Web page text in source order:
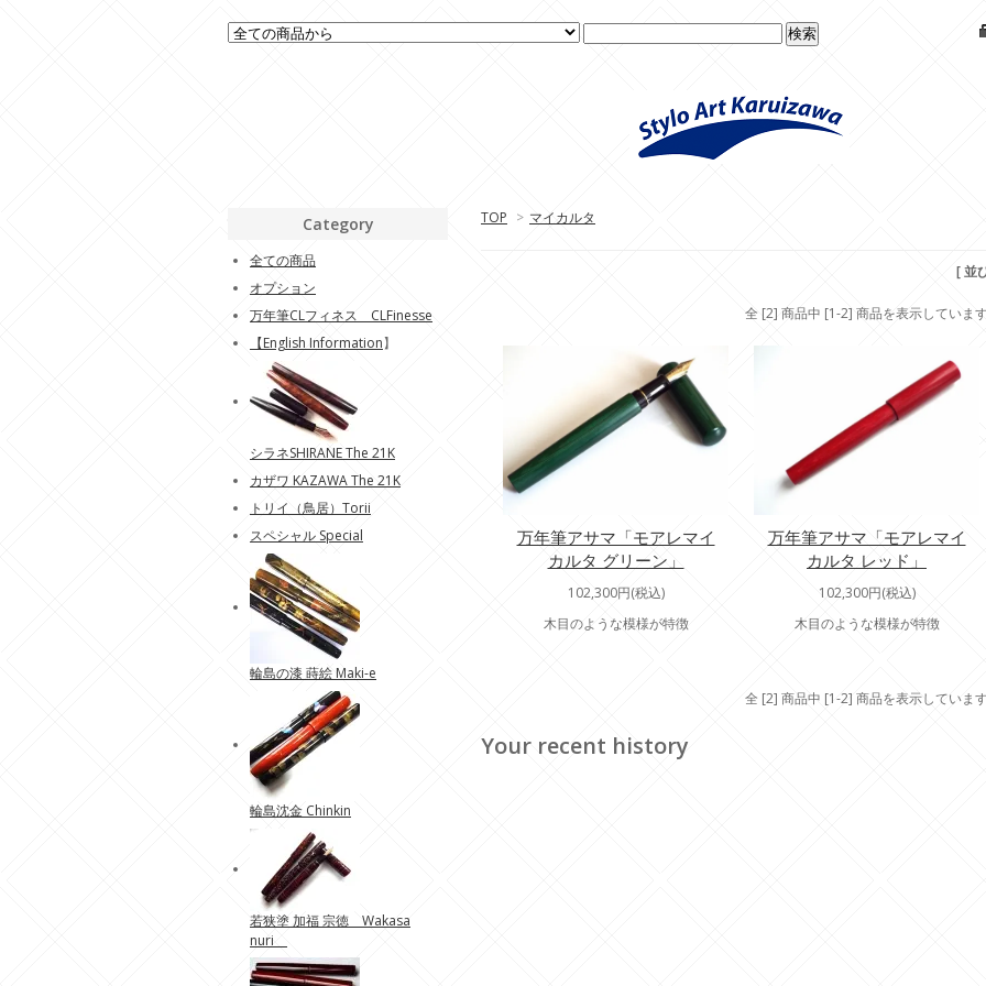
TOP > マイカルタ
[ 並
全 [2] 商品中 [1-2] 商品を表示していま
万年筆アサマ「モアレマイ
カルタ グリーン」
102,300円(税込)
木目のような模様が特徴
万年筆アサマ「モアレマイ
カルタ レッド」
102,300円(税込)
木目のような模様が特徴
全 [2] 商品中 [1-2] 商品を表示していま
Your recent history
Category
全ての商品
オプション
万年筆CLフィネス CLFinesse
【English Information】
シラネSHIRANE The 21K
カザワ KAZAWA The 21K
トリイ（鳥居）Torii
スペシャル Special
輪島の漆 蒔絵 Maki-e
輪島沈金 Chinkin
若狭塗 加福 宗徳 Wakasa
nuri